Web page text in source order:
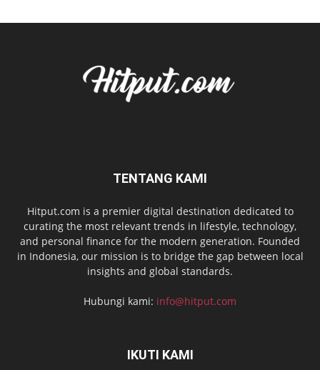
TENTANG KAMI
Hitput.com is a premier digital destination dedicated to
curating the most relevant trends in lifestyle, technology,
and personal finance for the modern generation. Founded
in Indonesia, our mission is to bridge the gap between local
insights and global standards.
Hubungi kami: info@hitput.com
IKUTI KAMI